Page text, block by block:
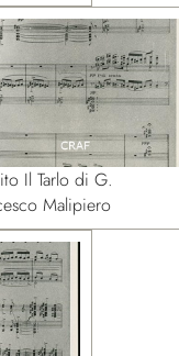
Il Tarlo di G.
Malipiero